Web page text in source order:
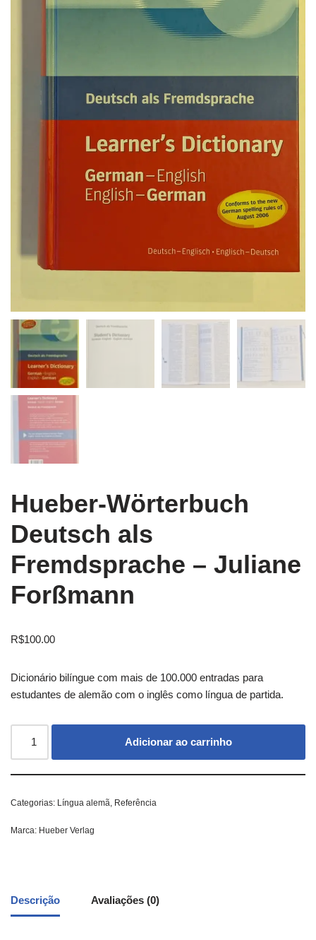
Hueber-Wörterbuch
Deutsch als
Fremdsprache – Juliane
Forßmann
R$100.00
Dicionário bilíngue com mais de 100.000 entradas para
estudantes de alemão com o inglês como língua de partida.
Adicionar ao carrinho
Categorias: Língua alemã Referência
Marca: Hueber Verlag
Descrição Avaliações (0)